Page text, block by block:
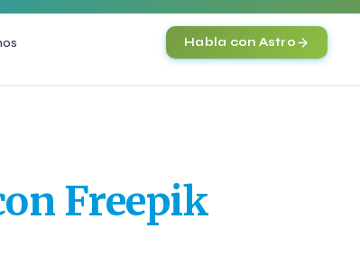
Habla con Astro
Chatbot Multicanal
Automatización Inteligente
Freepik